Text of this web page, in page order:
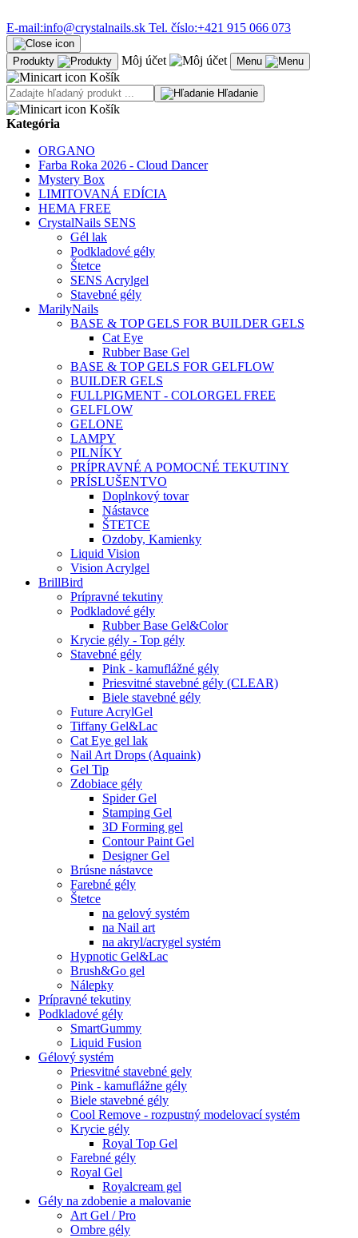
E-mail:info@crystalnails.sk Tel. číslo:+421 915 066 073
Produkty Môj účet Menu
Košík
Hľadanie
Košík
Kategória
ORGANO
Farba Roka 2026 - Cloud Dancer
Mystery Box
LIMITOVANÁ EDÍCIA
HEMA FREE
CrystalNails SENS
Gél lak
Podkladové gély
Štetce
SENS Acrylgel
Stavebné gély
MarilyNails
BASE & TOP GELS FOR BUILDER GELS
Cat Eye
Rubber Base Gel
BASE & TOP GELS FOR GELFLOW
BUILDER GELS
FULLPIGMENT - COLORGEL FREE
GELFLOW
GELONE
LAMPY
PILNÍKY
PRÍPRAVNÉ A POMOCNÉ TEKUTINY
PRÍSLUŠENTVO
Doplnkový tovar
Nástavce
ŠTETCE
Ozdoby, Kamienky
Liquid Vision
Vision Acrylgel
BrillBird
Prípravné tekutiny
Podkladové gély
Rubber Base Gel&Color
Krycie gély - Top gély
Stavebné gély
Pink - kamuflážné gély
Priesvitné stavebné gély (CLEAR)
Biele stavebné gély
Future AcrylGel
Tiffany Gel&Lac
Cat Eye gel lak
Nail Art Drops (Aquaink)
Gel Tip
Zdobiace gély
Spider Gel
Stamping Gel
3D Forming gel
Contour Paint Gel
Designer Gel
Brúsne nástavce
Farebné gély
Štetce
na gelový systém
na Nail art
na akryl/acrygel systém
Hypnotic Gel&Lac
Brush&Go gel
Nálepky
Prípravné tekutiny
Podkladové gély
SmartGummy
Liquid Fusion
Gélový systém
Priesvitné stavebné gely
Pink - kamuflážne gély
Biele stavebné gély
Cool Remove - rozpustný modelovací systém
Krycie gély
Royal Top Gel
Farebné gély
Royal Gel
Royalcream gel
Gély na zdobenie a malovanie
Art Gel / Pro
Ombre gély